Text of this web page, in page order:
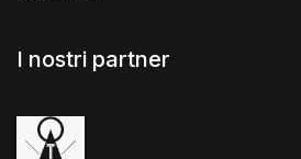
I nostri partner